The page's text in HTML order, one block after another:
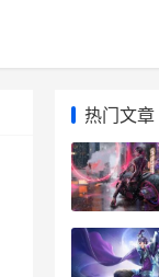
热门文章